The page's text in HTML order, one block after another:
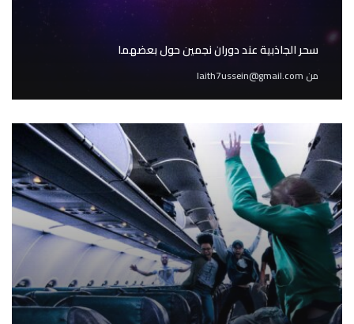
سحر الجاذبية عند دوران نجمين حول بعضهما
من laith7ussein@gmail.com